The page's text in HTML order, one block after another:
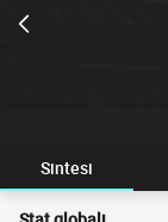
Sintesi